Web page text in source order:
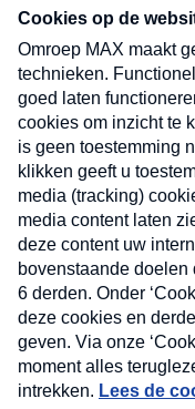
nieuwsbrief. Elke
uw mailbox.
Nieuwsbrief
Neem hier een
nieuwsbrief. Elke